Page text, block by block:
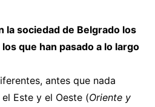
la sociedad de Belgrado los
que han pasado a lo largo
antes que nada
Este y el Oeste (Oriente y